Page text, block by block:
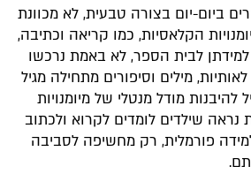
ביום-יום בצורה טבעית, לא מכוונת
הקלאסיות, כמו קריאה וכתיבה,
לבית הספר, לא באמת נרכשו
מילים וסיפורים מתחילה מגיל
מודל מנטלי של מיומנויות
נראה שילדים לומדים לקרוא ולכתוב
פורמלית, רק מחשיפה לסביבה